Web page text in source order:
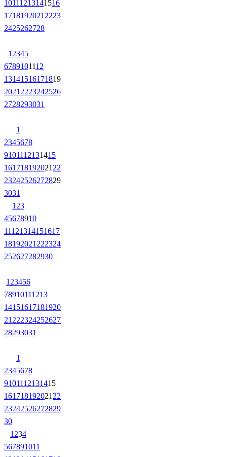
10111213141516
1718192021 2223
2425262728
1 2345
6789101112
13141516171819
2021 2223242526
2728293031
1
2345678
9101112131415
161718192021 22
23242526272829
3031
1 23
45678910
11121314151617
18192021 222324
252627282930
1 23456
78910111213
14151617181920
21 222324252627
28293031
1
2345678
9101112131415
161718192021 22
23242526272829
30
1 234
567891011